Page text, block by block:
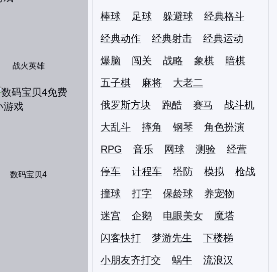
战火英雄
数码宝贝4
棒球
足球 躲避球
经典格斗
经典动作
经典射击
经典运动
爆脑
闯关 战略 象棋
暗棋
五子棋
麻将
大老二
俄罗斯方块
跑酷 赛马
战斗机
大乱斗
摔角 钢琴
角色扮演
RPG
音乐 网球 测验
经营
停车
计程车 塔防 模拟
枪战
撞球
打字 保龄球
养宠物
迷宫
企鹅 电眼美女
魔塔
闪客快打
梦游先生
下楼梯
小朋友齐打交
蜗牛
流浪汉